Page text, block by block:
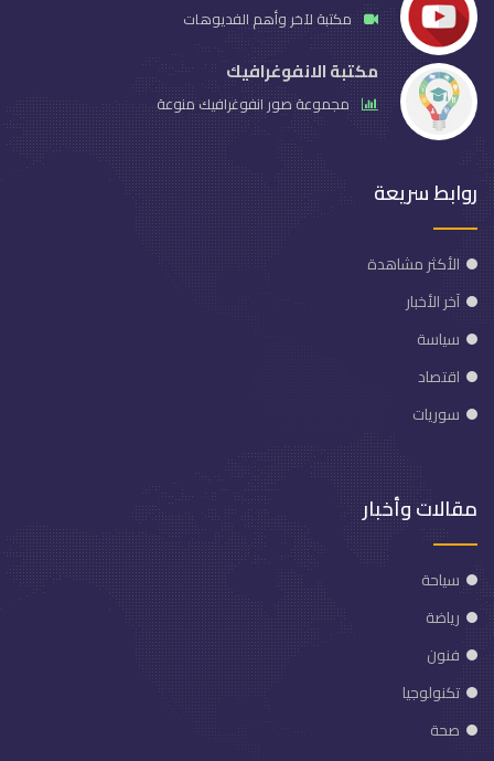
مكتبة لآخر وأهم الفديوهات
مكتبة الانفوغرافيك
مجموعة صور انفوغرافيك منوعة
روابط سريعة
الأكثر مشاهدة
آخر الأخبار
سياسة
اقتصاد
سوريات
مقالات وأخبار
سياحة
رياضة
فنون
تكنولوجيا
صحة